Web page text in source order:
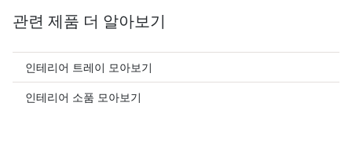
관련 제품 더 알아보기
인테리어 트레이 모아보기
인테리어 소품 모아보기